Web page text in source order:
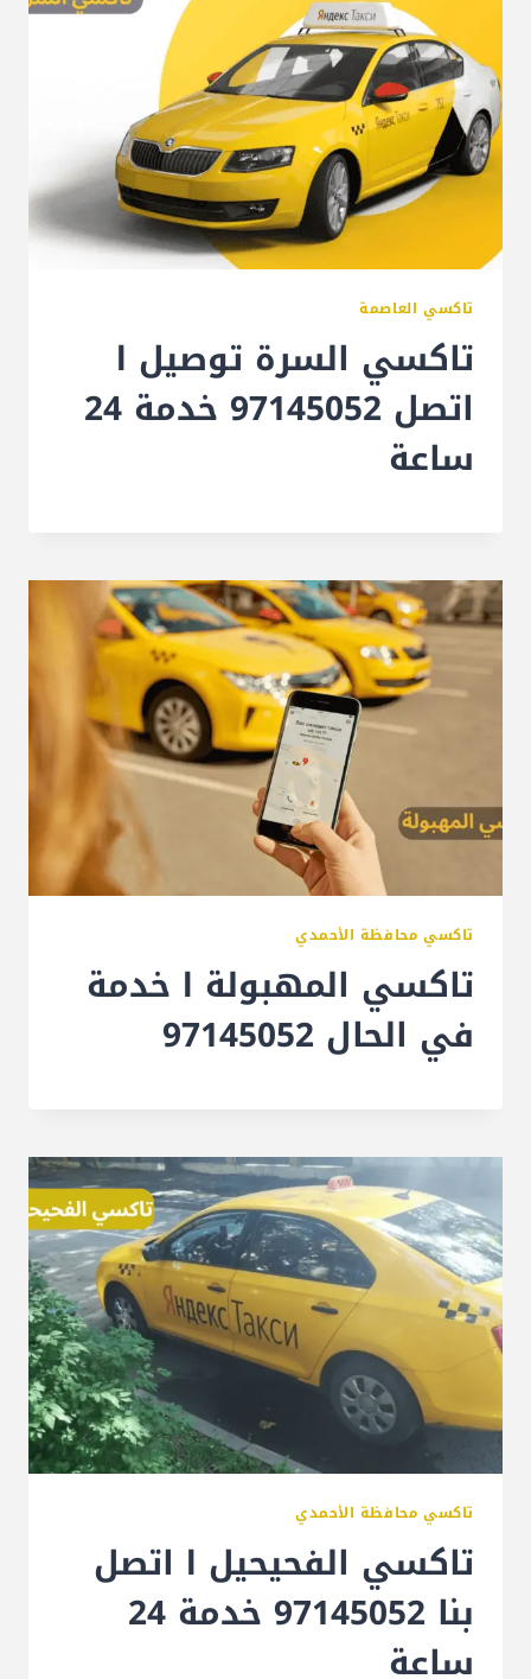
تاكسي العاصمة
تاكسي السرة توصيل l
اتصل 97145052 خدمة 24
ساعة
تاكسي محافظة الأحمدي
تاكسي المهبولة l خدمة
في الحال 97145052
تاكسي محافظة الأحمدي
تاكسي الفحيحيل l اتصل
بنا 97145052 خدمة 24
ساعة